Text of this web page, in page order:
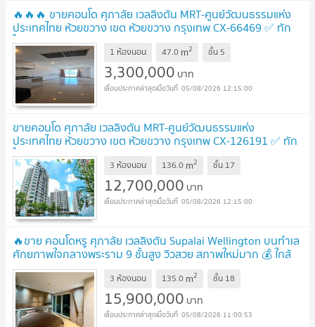
🔥🔥🔥 ขายคอนโด ศุภาลัย เวลลิงตัน MRT-ศูนย์วัฒนธรรมแห่ง
ประเทศไทย ห้วยขวาง เขต ห้วยขวาง กรุงเทพ CX-66469 ✅ ทัก
ไลน์ @connexproperty ตอบทันที ทีมงานมืออาชีพ ✅ 🔥🔥🔥
UPDATE ! 1 ห้องนอน 47.0 m2 ชั้น 5
3,300,000 บาท
05/08/2026 12:15:00
ขายคอนโด ศุภาลัย เวลลิงตัน MRT-ศูนย์วัฒนธรรมแห่ง
ประเทศไทย ห้วยขวาง เขต ห้วยขวาง กรุงเทพ CX-126191 ✅ ทัก
ไลน์ @connexproperty ตอบทันที ทีมงานมืออาชีพ ✅
3 ห้องนอน 136.0 m2 ชั้น 17
12,700,000 บาท
05/08/2026 12:15:00
🔥ขาย คอนโดหรู ศุภาลัย เวลลิงตัน Supalai Wellington บนทำเล
ศักยภาพใจกลางพระราม 9 ชั้นสูง วิวสวย สภาพใหม่มาก 💰 ใกล้
MRT ศูนย์วัฒนธรรมฯ
3 ห้องนอน 135.0 m2 ชั้น 18
15,900,000 บาท
05/08/2026 11:00:53